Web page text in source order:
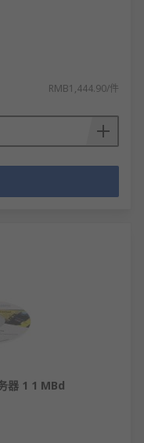
RMB1,444.90/件
器 1 1 MBd